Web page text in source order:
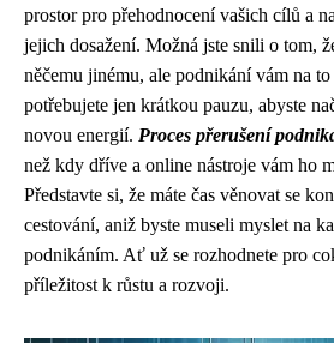
prostor pro přehodnocení vašich cílů a
jejich dosažení. Možná jste snili o tom,
něčemu jinému, ale podnikání vám na
potřebujete jen krátkou pauzu, abyste
novou energií. Proces přerušení
než kdy dříve a online nástroje vám ho
Představte si, že máte čas věnovat se
cestování, aniž byste museli myslet na
podnikáním. Ať už se rozhodnete pro
příležitost k růstu a rozvoji.